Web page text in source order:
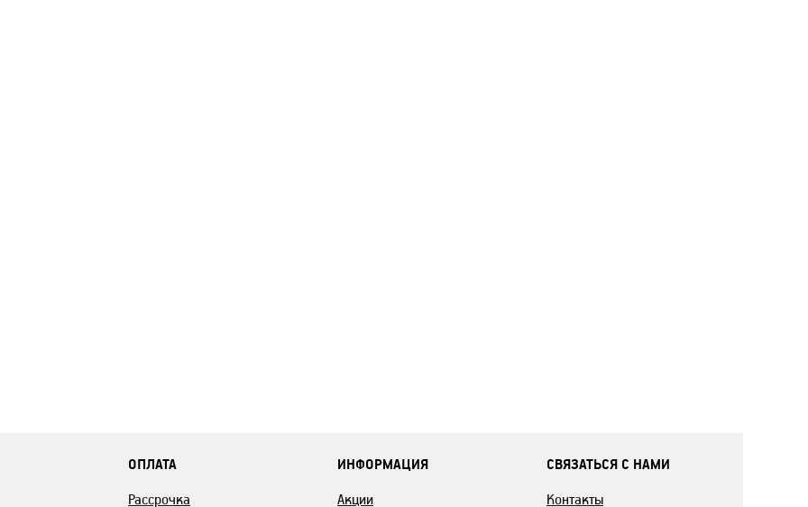
ОПЛАТА
Рассрочка
ИНФОРМАЦИЯ
Акции
СВЯЗАТЬСЯ С НАМИ
Контакты